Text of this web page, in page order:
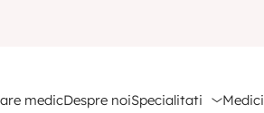
medicDespre noiSpecialitati Medici